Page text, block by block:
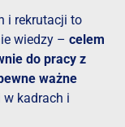
i rekrutacji to
wiedzy – celem
do pracy z
ważne
kadrach i